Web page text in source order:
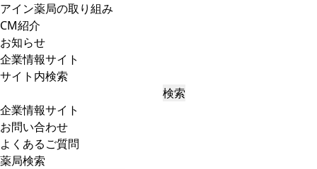
アイン薬局の取り組み
CM紹介
お知らせ
企業情報サイト
サイト内検索
検索
企業情報サイト
お問い合わせ
よくあるご質問
薬局検索